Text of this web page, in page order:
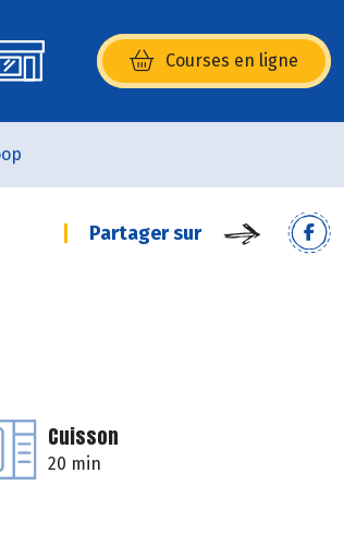
Courses en ligne
(s’ouvre dans une nouvelle
Partager sur
Cuisson
20 min